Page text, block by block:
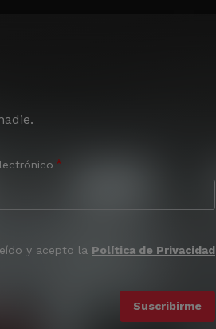
y acepto la Política de Privacidad